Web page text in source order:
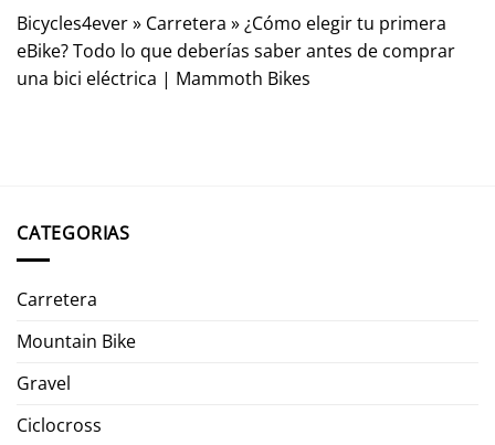
Bicycles4ever» Carretera »¿Cómo elegir tu primera
eBike? Todo lo que deberías saber antes de comprar
una bici eléctrica | Mammoth Bikes
CATEGORIAS
Carretera
Mountain Bike
Gravel
Ciclocross